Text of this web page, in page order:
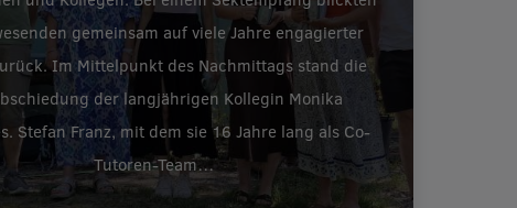
gemeinsam auf viele Jahre engagierter
Im Mittelpunkt des Nachmittags stand die
der langjährigen Kollegin Monika
Stefan Franz, mit dem sie 16 Jahre lang als Co-
Tutoren-Team…